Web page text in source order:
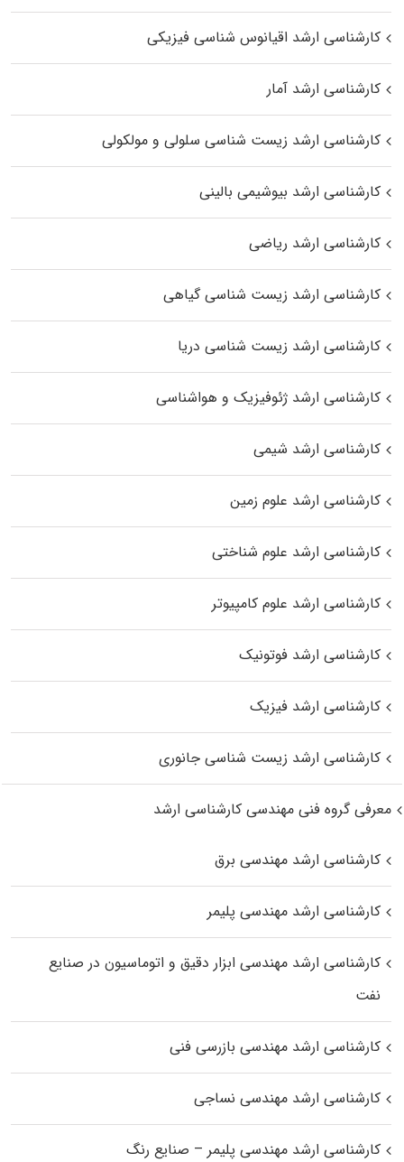
کارشناسی ارشد اقیانوس‌ شناسی فیزیکی
کارشناسی ارشد آمار
کارشناسی ارشد زیست شناسی سلولی و مولکولی
کارشناسی ارشد بیوشیمی بالینی
کارشناسی ارشد ریاضی
کارشناسی ارشد زیست‌ شناسی گیاهی
کارشناسی ارشد زیست‌ شناسی دریا
کارشناسی ارشد ژئوفیزیک و هواشناسی
کارشناسی ارشد شیمی
کارشناسی ارشد علوم زمین
کارشناسی ارشد علوم شناختی
کارشناسی ارشد علوم کامپیوتر
کارشناسی ارشد فوتونیک
کارشناسی ارشد فیزیک
کارشناسی ارشد زیست‌ شناسی جانوری
معرفی گروه فنی مهندسی کارشناسی ارشد
کارشناسی ارشد مهندسی برق
کارشناسی ارشد مهندسی پلیمر
کارشناسی ارشد مهندسی ابزار دقیق و اتوماسیون در صنایع
نفت
کارشناسی ارشد مهندسی بازرسی فنی
کارشناسی ارشد مهندسی نساجی
کارشناسی ارشد مهندسی پلیمر – صنایع رنگ